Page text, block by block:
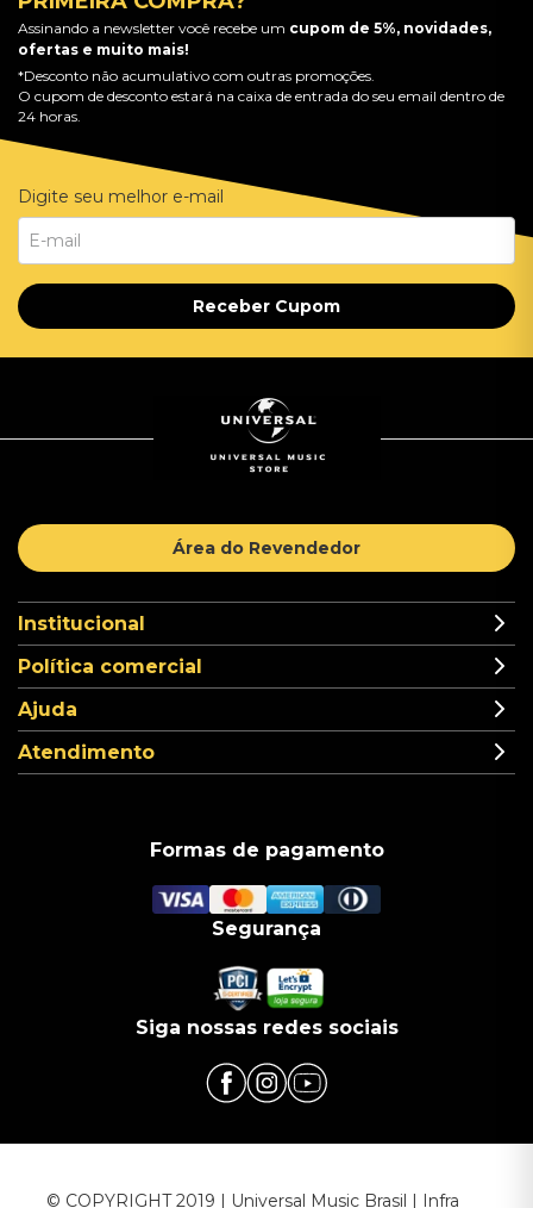
Assinando a newsletter você recebe um cupom de 5%, novidades,
ofertas e muito mais!
*Desconto não acumulativo com outras promoções.
O cupom de desconto estará na caixa de entrada do seu email dentro de
24 horas.
Digite seu melhor e-mail
Receber Cupom
Área do Revendedor
Institucional
Política comercial
Ajuda
Atendimento
Formas de pagamento
Segurança
Siga nossas redes sociais
© COPYRIGHT 2019 | Universal Music Brasil | Infra